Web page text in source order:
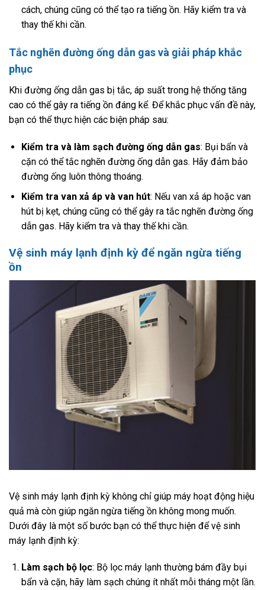
cách, chúng cũng có thể tạo ra tiếng ồn. Hãy kiểm tra và
thay thế khi cần.
Tắc nghẽn đường ống dẫn gas và giải pháp khắc
phục
Khi đường ống dẫn gas bị tắc, áp suất trong hệ thống tăng
cao có thể gây ra tiếng ồn đáng kể. Để khắc phục vấn đề này,
bạn có thể thực hiện các biện pháp sau:
Kiểm tra và làm sạch đường ống dẫn gas: Bụi bẩn và
cặn có thể tắc nghẽn đường ống dẫn gas. Hãy đảm bảo
đường ống luôn thông thoáng.
Kiểm tra van xả áp và van hút: Nếu van xả áp hoặc van
hút bị kẹt, chúng cũng có thể gây ra tắc nghẽn đường ống
dẫn gas. Hãy kiểm tra và thay thế khi cần.
Vệ sinh máy lạnh định kỳ để ngăn ngừa tiếng
ồn
Vệ sinh máy lạnh định kỳ không chỉ giúp máy hoạt động hiệu
quả mà còn giúp ngăn ngừa tiếng ồn không mong muốn.
Dưới đây là một số bước bạn có thể thực hiện để vệ sinh
máy lạnh định kỳ:
Làm sạch bộ lọc: Bộ lọc máy lạnh thường bám đầy bụi
bẩn và cặn, hãy làm sạch chúng ít nhất mỗi tháng một lần.